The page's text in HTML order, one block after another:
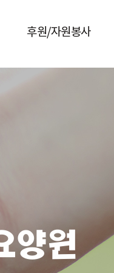
양원
후원/자원봉사